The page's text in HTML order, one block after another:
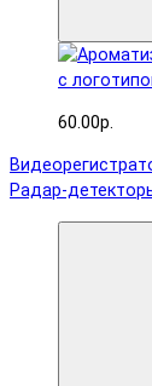
с
60.00р.
Радар-